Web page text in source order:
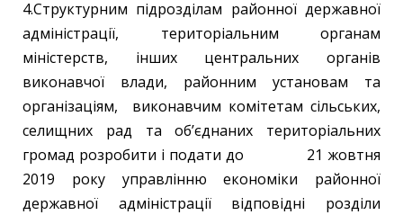
4.Структурним підрозділам районної державної
адміністрації, територіальним органам
міністерств, інших центральних органів
виконавчої влади, районним установам та
організаціям, виконавчим комітетам сільських,
селищних рад та об’єднаних територіальних
громад розробити і подати до 21 жовтня
2019 року управлінню економіки районної
державної адміністрації відповідні розділи